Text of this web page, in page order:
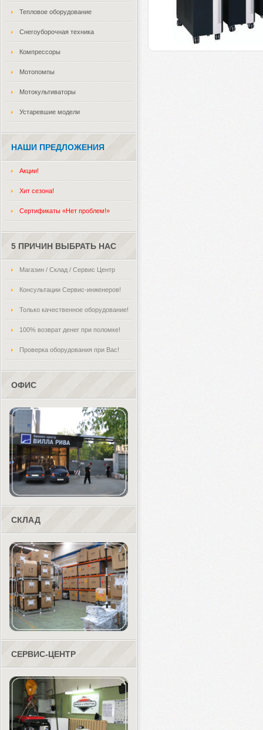
Тепловое оборудование
Снегоуборочная техника
Компрессоры
Мотопомпы
Мотокультиваторы
Устаревшие модели
НАШИ ПРЕДЛОЖЕНИЯ
Акции!
Хит сезона!
Сертификаты «Нет проблем!»
5 ПРИЧИН ВЫБРАТЬ НАС
Магазин / Склад / Сервис Центр
Консультации Сервис-инженеров!
Только качественное оборудование!
100% возврат денег при поломке!
Проверка оборудования при Вас!
ОФИС
СКЛАД
СЕРВИС-ЦЕНТР